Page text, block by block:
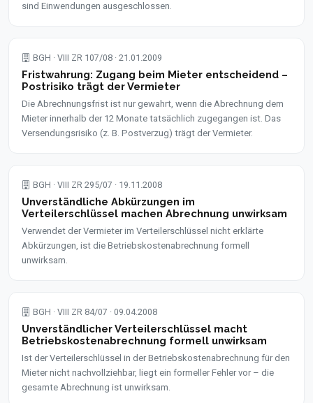
sind Einwendungen ausgeschlossen.
BGH · VIII ZR 107/08 · 21.01.2009
Fristwahrung: Zugang beim Mieter entscheidend –
Postrisiko trägt der Vermieter
Die Abrechnungsfrist ist nur gewahrt, wenn die Abrechnung dem
Mieter innerhalb der 12 Monate tatsächlich zugegangen ist. Das
Versendungsrisiko (z. B. Postverzug) trägt der Vermieter.
BGH · VIII ZR 295/07 · 19.11.2008
Unverständliche Abkürzungen im
Verteilerschlüssel machen Abrechnung unwirksam
Verwendet der Vermieter im Verteilerschlüssel nicht erklärte
Abkürzungen, ist die Betriebskostenabrechnung formell
unwirksam.
BGH · VIII ZR 84/07 · 09.04.2008
Unverständlicher Verteilerschlüssel macht
Betriebskostenabrechnung formell unwirksam
Ist der Verteilerschlüssel in der Betriebskostenabrechnung für den
Mieter nicht nachvollziehbar, liegt ein formeller Fehler vor – die
gesamte Abrechnung ist unwirksam.